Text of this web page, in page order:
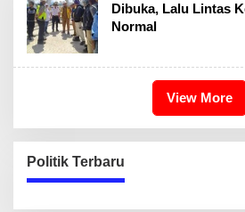
Dibuka, Lalu Lintas
Normal
View More
Politik Terbaru